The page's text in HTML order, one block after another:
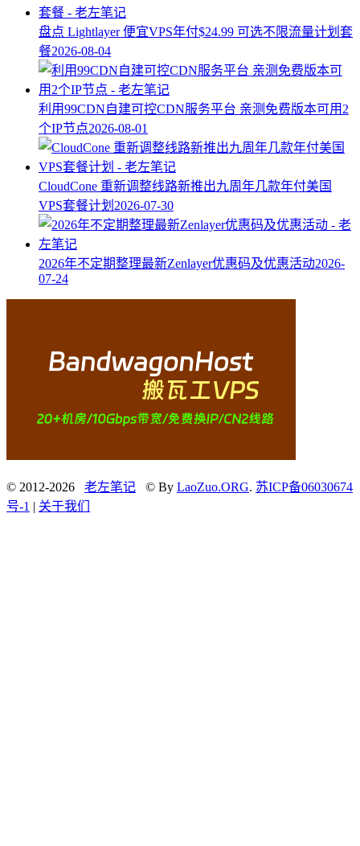
盘点 Lightlayer 便宜VPS年付$24.99 可选不限流量计划套
餐2026-08-04
利用99CDN自建可控CDN服务平台 亲测免费版本可用2
个IP节点2026-08-01
CloudCone 重新调整线路新推出九周年几款年付美国
VPS套餐计划 2026-07-30
2026年不定期整理最新Zenlayer优惠码及优惠活动2026-
07-24
© 2012-2026 老左笔记 © By LaoZuo.ORG. 苏ICP备06030674
号-1 | 关于我们